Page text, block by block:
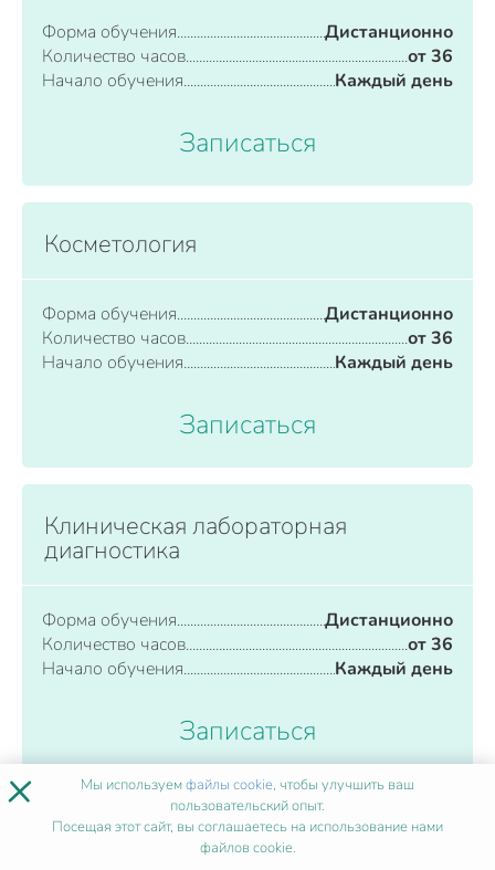
Форма обучения
Дистанционно
Количество часов
от 36
Начало обучения
Каждый день
Записаться
Косметология
Форма обучения
Дистанционно
Количество часов
от 36
Начало обучения
Каждый день
Записаться
Клиническая лабораторная
диагностика
Форма обучения
Дистанционно
Количество часов
от 36
Начало обучения
Каждый день
Записаться
ВСЕ ПРОГРАММЫ
× Мы используемфайлы cookie, чтобы улучшить ваш
пользовательский опыт.
Посещая этот сайт, вы соглашаетесь на использование нами
файлов cookie.